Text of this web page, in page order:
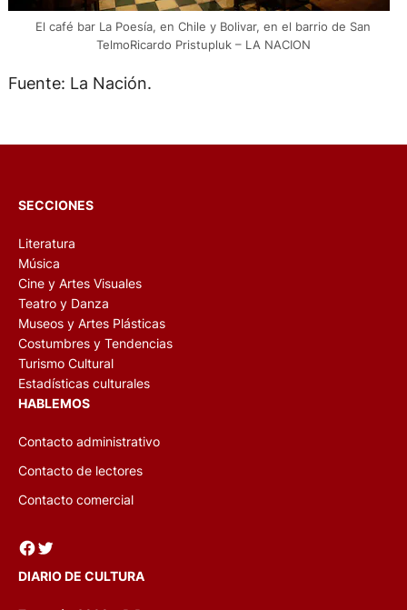
El café bar La Poesía, en Chile y Bolivar, en el barrio de San
TelmoRicardo Pristupluk – LA NACION
Fuente: La Nación.
SECCIONES
Literatura
Música
Cine y Artes Visuales
Teatro y Danza
Museos y Artes Plásticas
Costumbres y Tendencias
Turismo Cultural
Estadísticas culturales
HABLEMOS
Contacto administrativo
Contacto de lectores
Contacto comercial
Facebook Twitter
DIARIO DE CULTURA